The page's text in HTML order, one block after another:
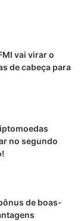
vai virar o
de cabeça para
no segundo
de boas-